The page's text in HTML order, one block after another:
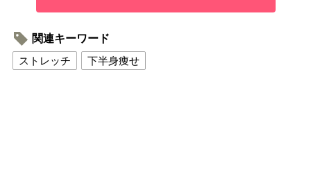
関連キーワード
ストレッチ
下半身痩せ